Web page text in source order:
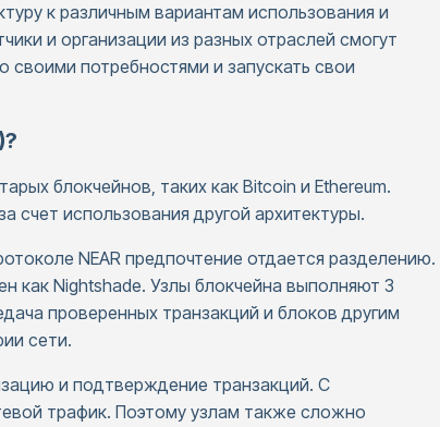
к различным вариантам использования и
и организации из разных отраслей смогут
своими потребностями и запускать свои
блокчейнов, таких как Bitcoin и Ethereum.
счет использования другой архитектуры.
NEAR предпочтение отдается разделению.
как Nightshade. Узлы блокчейна выполняют 3
проверенных транзакций и блоков другим
сети.
и подтверждение транзакций. С
трафик. Поэтому узлам также сложно